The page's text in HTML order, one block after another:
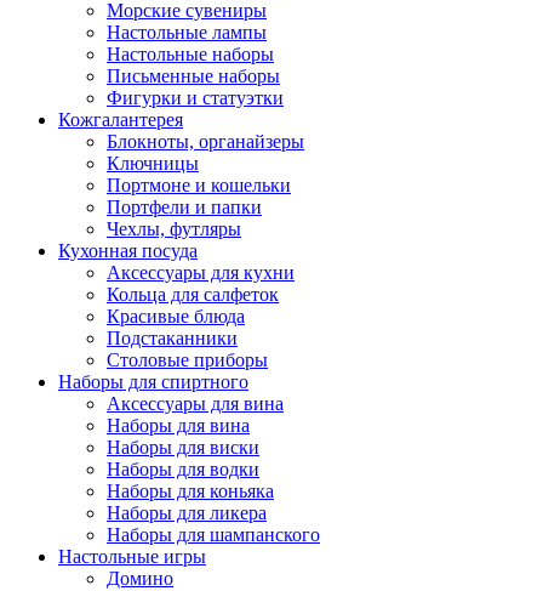
Морские сувениры
Настольные лампы
Настольные наборы
Письменные наборы
Фигурки и статуэтки
Кожгалантерея
Блокноты, органайзеры
Ключницы
Портмоне и кошельки
Портфели и папки
Чехлы, футляры
Кухонная посуда
Аксессуары для кухни
Кольца для салфеток
Красивые блюда
Подстаканники
Столовые приборы
Наборы для спиртного
Аксессуары для вина
Наборы для вина
Наборы для виски
Наборы для водки
Наборы для коньяка
Наборы для ликера
Наборы для шампанского
Настольные игры
Домино